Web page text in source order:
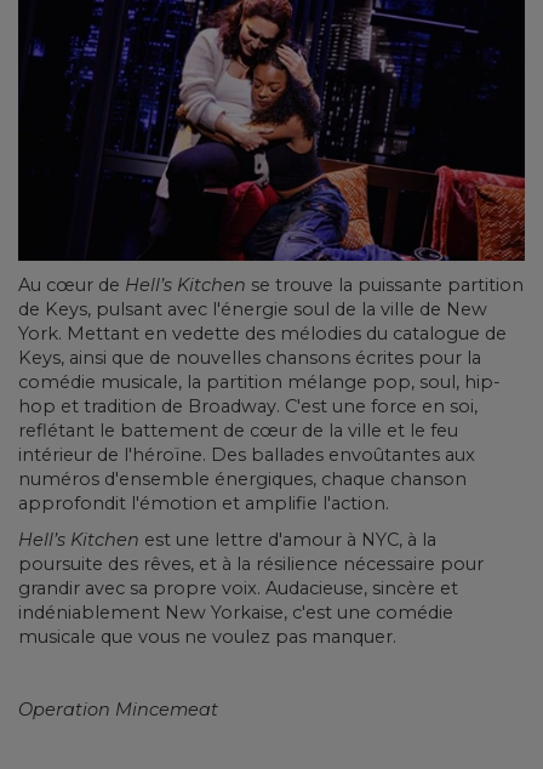
Au cœur de Hell’s Kitchen se trouve la puissante partition
de Keys, pulsant avec l'énergie soul de la ville de New
York. Mettant en vedette des mélodies du catalogue de
Keys, ainsi que de nouvelles chansons écrites pour la
comédie musicale, la partition mélange pop, soul, hip-
hop et tradition de Broadway. C'est une force en soi,
reflétant le battement de cœur de la ville et le feu
intérieur de l'héroïne. Des ballades envoûtantes aux
numéros d'ensemble énergiques, chaque chanson
approfondit l'émotion et amplifie l'action.
Hell’s Kitchen est une lettre d'amour à NYC, à la
poursuite des rêves, et à la résilience nécessaire pour
grandir avec sa propre voix. Audacieuse, sincère et
indéniablement New Yorkaise, c'est une comédie
musicale que vous ne voulez pas manquer.
Operation Mincemeat